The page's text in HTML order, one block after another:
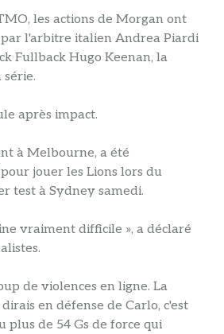
les actions de Morgan ont
par l'arbitre italien Andrea Piardi
Fullback Hugo Keenan, la
série.
après impact.
à Melbourne, a été
jouer les Lions lors du
test à Sydney samedi.
vraiment difficile », a déclaré
de violences en ligne. La
en défense de Carlo, c'est
plus de 54 Gs de force qui